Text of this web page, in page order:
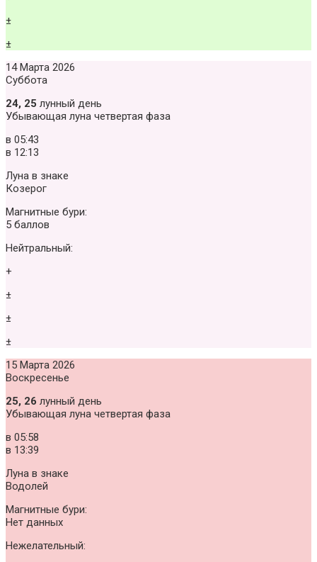
±
±
14 Марта 2026
Суббота
24, 25 лунный день
Убывающая луна четвертая фаза
в 05:43
в 12:13
Луна в знаке
Козерог
Магнитные бури:
5 баллов
Нейтральный:
+
±
±
±
15 Марта 2026
Воскресенье
25, 26 лунный день
Убывающая луна четвертая фаза
в 05:58
в 13:39
Луна в знаке
Водолей
Магнитные бури:
Нет данных
Нежелательный: